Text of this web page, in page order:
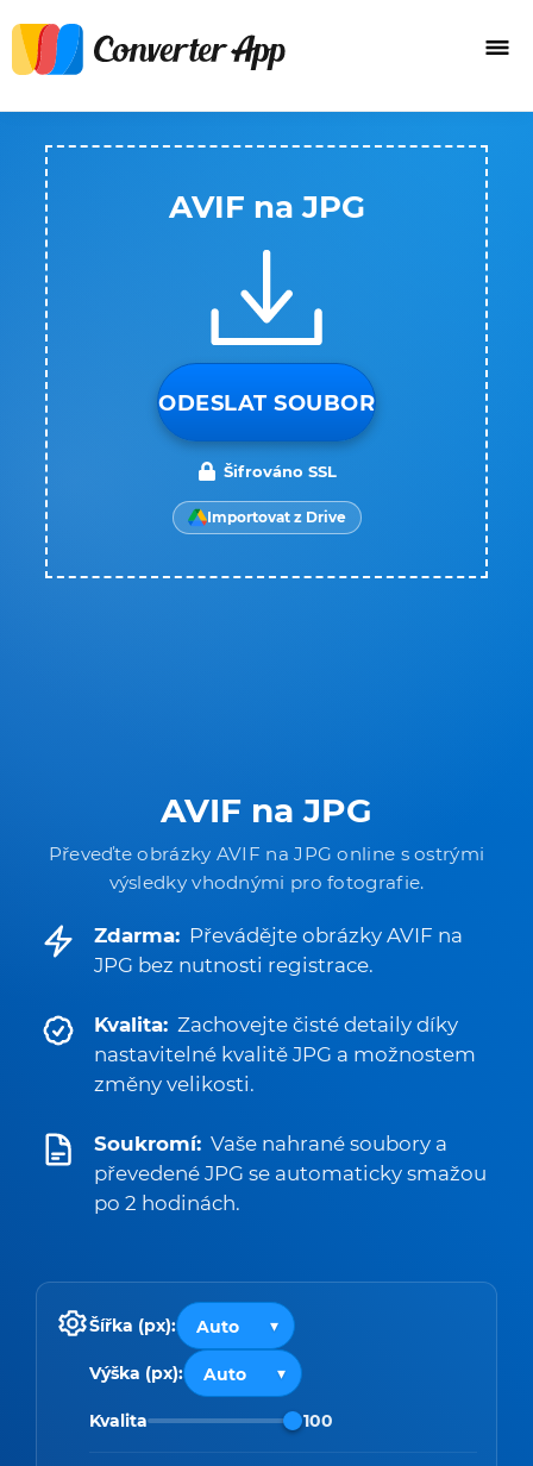
AVIF na JPG
Převeďte obrázky AVIF na JPG online s ostrými
výsledky vhodnými pro fotografie.
Zdarma: Převádějte obrázky AVIF na
JPG bez nutnosti registrace.
Kvalita: Zachovejte čisté detaily díky
nastavitelné kvalitě JPG a možnostem
změny velikosti.
Soukromí: Vaše nahrané soubory a
převedené JPG se automaticky smažou
po 2 hodinách.
Šířka (px):
Výška (px):
Kvalita 100
AVIF na JPG
ODESLAT SOUBOR
Šifrováno SSL
Importovat z Drive